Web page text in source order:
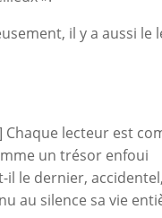
il y a aussi le
Chaque lecteur est
un trésor enfoui
il le dernier, accidentel,
au silence sa vie